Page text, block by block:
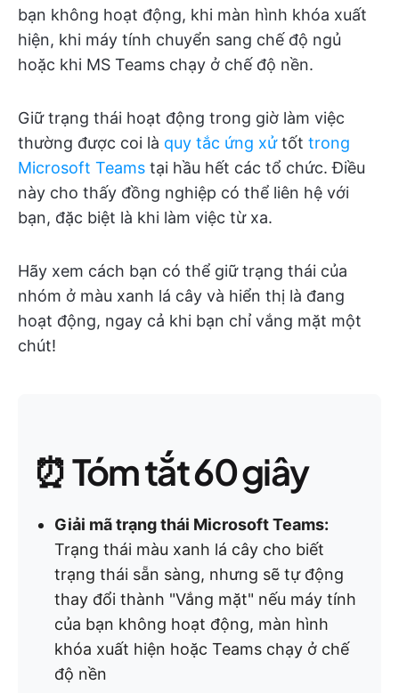
bạn không hoạt động, khi màn hình khóa xuất
hiện, khi máy tính chuyển sang chế độ ngủ
hoặc khi MS Teams chạy ở chế độ nền.
Giữ trạng thái hoạt động trong giờ làm việc
thường được coi là quy tắc ứng xửtốt trong
Microsoft Teams tại hầu hết các tổ chức. Điều
này cho thấy đồng nghiệp có thể liên hệ với
bạn, đặc biệt là khi làm việc từ xa.
Hãy xem cách bạn có thể giữ trạng thái của
nhóm ở màu xanh lá cây và hiển thị là đang
hoạt động, ngay cả khi bạn chỉ vắng mặt một
chút!
⏰ Tóm tắt 60 giây
Giải mã trạng thái Microsoft Teams:
Trạng thái màu xanh lá cây cho biết
trạng thái sẵn sàng, nhưng sẽ tự động
thay đổi thành "Vắng mặt" nếu máy tính
của bạn không hoạt động, màn hình
khóa xuất hiện hoặc Teams chạy ở chế
độ nền